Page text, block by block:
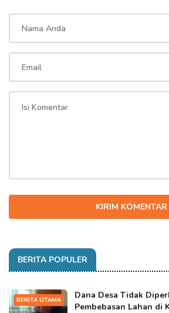
KIRIM KOMENTAR
BERITA POPULER
BERITA UTAMA
Dana Desa Tidak
Pembebasan Lahan di